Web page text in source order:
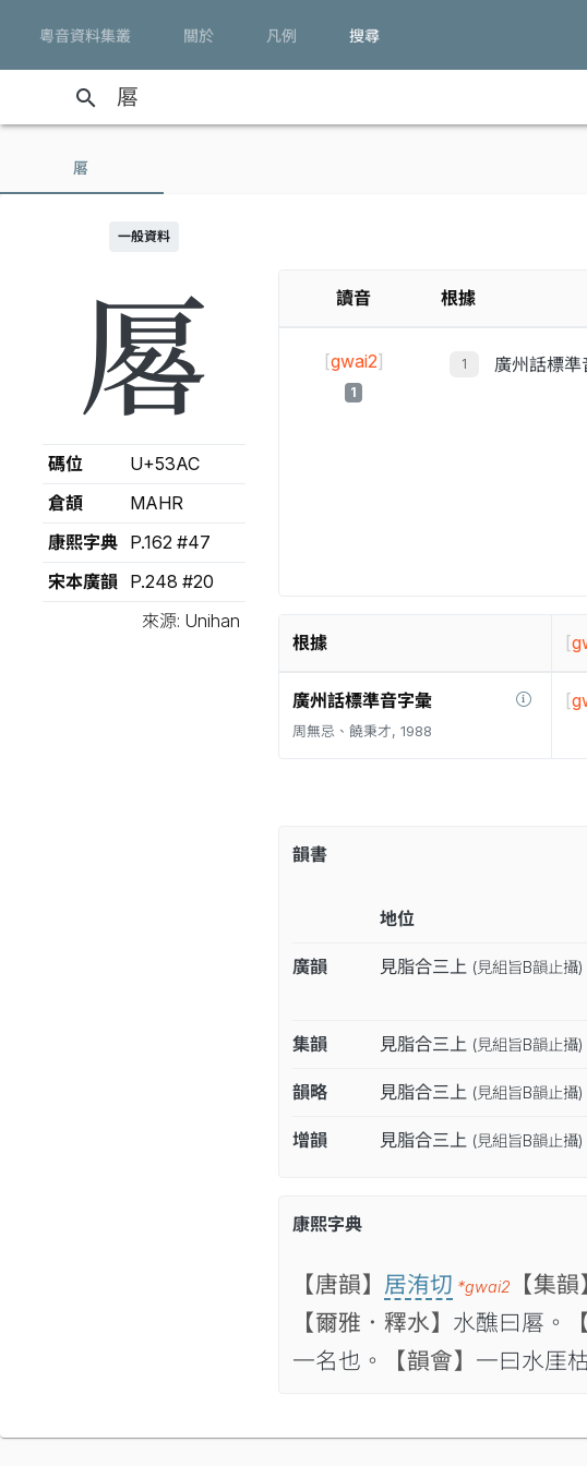
粵音資料集叢 關於 凡例 搜尋
search
厬
一般資料
厬
碼位
U+53AC
倉頡
MAHR
康熙字典
P.162 #47
宋本廣韻
P.248 #20
來源: Unihan
讀音 根據
[gwai2]
1
廣州話標準
根據 [
廣州話標準音字彙
周無忌、饒秉才, 1988
[
韻書
地位
廣韻 見脂合三上 (見組旨B韻止攝)
集韻 見脂合三上 (見組旨B韻止攝)
韻略 見脂合三上 (見組旨B韻止攝)
增韻 見脂合三上 (見組旨B韻止攝)
康熙字典
【唐韻】 居洧切 *gwai2 【集韻
【爾雅．釋水】 水醮曰厬。
一名也。
【韻會】 一曰水厓